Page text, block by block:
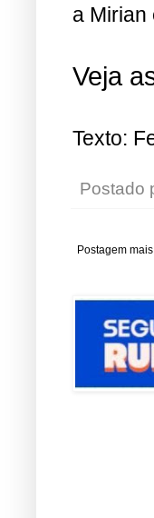
a
Veja
Texto:
Postado
Postagem